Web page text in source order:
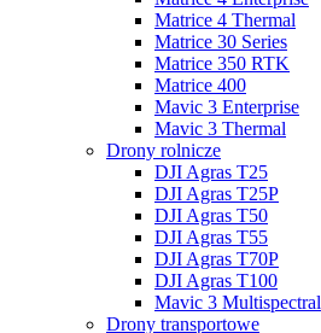
Matrice 4 Thermal
Matrice 30 Series
Matrice 350 RTK
Matrice 400
Mavic 3 Enterprise
Mavic 3 Thermal
Drony rolnicze
DJI Agras T25
DJI Agras T25P
DJI Agras T50
DJI Agras T55
DJI Agras T70P
DJI Agras T100
Mavic 3 Multispectral
Drony transportowe